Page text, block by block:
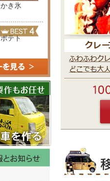
かき氷
ポテト